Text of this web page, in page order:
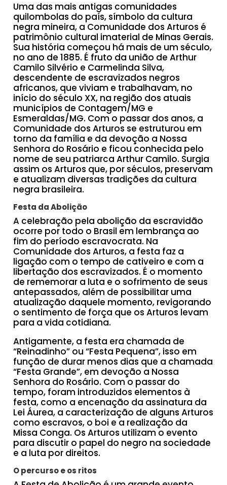
Uma das mais antigas comunidades
quilombolas do país, símbolo da cultura
negra mineira, a Comunidade dos Arturos é
patrimônio cultural imaterial de Minas Gerais.
Sua história começou há mais de um século,
no ano de 1885. É fruto da união de Arthur
Camilo Silvério e Carmelinda Silva,
descendente de escravizados negros
africanos, que viviam e trabalhavam, no
início do século XX, na região dos atuais
municípios de Contagem/MG e
Esmeraldas/MG. Com o passar dos anos, a
Comunidade dos Arturos se estruturou em
torno da família e da devoção a Nossa
Senhora do Rosário e ficou conhecida pelo
nome de seu patriarca Arthur Camilo. Surgia
assim os Arturos que, por séculos, preservam
e atualizam diversas tradições da cultura
negra brasileira.
Festa da Abolição
A celebração pela abolição da escravidão
ocorre por todo o Brasil em lembrança ao
fim do período escravocrata. Na
Comunidade dos Arturos, a festa faz a
ligação com o tempo de cativeiro e com a
libertação dos escravizados. É o momento
de rememorar a luta e o sofrimento de seus
antepassados, além de possibilitar uma
atualização daquele momento, revigorando
o sentimento de força que os Arturos levam
para a vida cotidiana.
Antigamente, a festa era chamada de
“Reinadinho” ou “Festa Pequena”, isso em
função de durar menos dias que a chamada
“Festa Grande”, em devoção a Nossa
Senhora do Rosário. Com o passar do
tempo, foram introduzidos elementos à
festa, como a encenação da assinatura da
Lei Áurea, a caracterização de alguns Arturos
como escravos, o boi e a realização da
Missa Conga. Os Arturos utilizam o evento
para discutir o papel do negro na sociedade
e a luta por direitos.
O percurso e os ritos